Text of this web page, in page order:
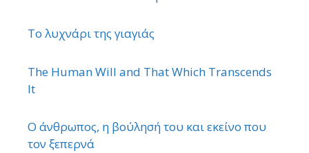
Το λυχνάρι της γιαγιάς
The Human Will and That Which Transcends
It
Ο άνθρωπος, η βούλησή του και εκείνο που
τον ξεπερνά